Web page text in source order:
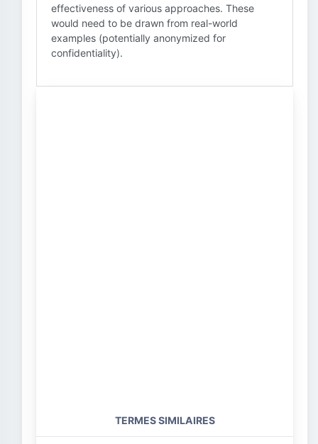
effectiveness of various approaches. These
would need to be drawn from real-world
examples (potentially anonymized for
confidentiality).
TERMES SIMILAIRES